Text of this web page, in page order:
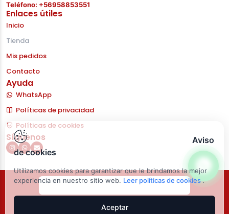
Teléfono: +56958853551
Enlaces útiles
Inicio
Tienda
Mis pedidos
Contacto
Ayuda
WhatsApp
Políticas de privacidad
Políticas de cookies
Síguenos
shatsstore.cl – Todos los derechos reservados. Desarrollo &
Aviso
de cookies
Utilizamos cookies para garantizar que le brindamos la mejor
experiencia en nuestro sitio web. Leer políticas de cookies.
Aceptar